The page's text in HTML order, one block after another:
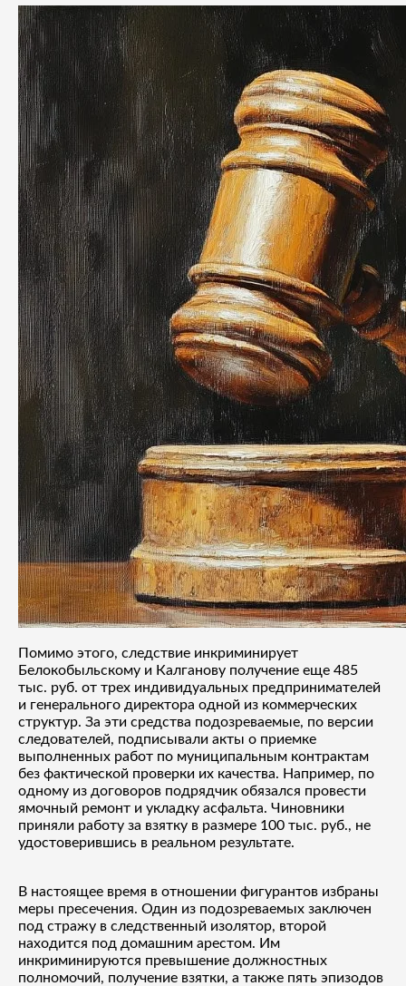
Помимо этого, следствие инкриминирует
Белокобыльскому и Калганову получение еще 485
тыс. руб. от трех индивидуальных предпринимателей
и генерального директора одной из коммерческих
структур. За эти средства подозреваемые, по версии
следователей, подписывали акты о приемке
выполненных работ по муниципальным контрактам
без фактической проверки их качества. Например, по
одному из договоров подрядчик обязался провести
ямочный ремонт и укладку асфальта. Чиновники
приняли работу за взятку в размере 100 тыс. руб., не
удостоверившись в реальном результате.
В настоящее время в отношении фигурантов избраны
меры пресечения. Один из подозреваемых заключен
под стражу в следственный изолятор, второй
находится под домашним арестом. Им
инкриминируются превышение должностных
полномочий, получение взятки, а также пять эпизодов